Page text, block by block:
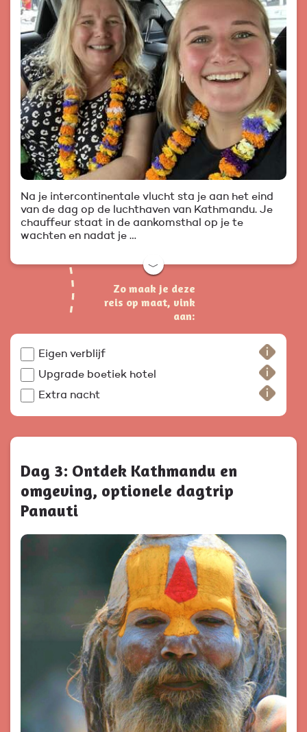
Na je intercontinentale vlucht sta je aan het eind
van de dag op de luchthaven van Kathmandu. Je
chauffeur staat in de aankomsthal op je te
wachten en nadat je …
﹀
Zo maak je deze
reis op maat, vink
aan:
Eigen verblijf
Upgrade boetiek hotel
Extra nacht
Dag 3: Ontdek Kathmandu en
omgeving, optionele dagtrip
Panauti